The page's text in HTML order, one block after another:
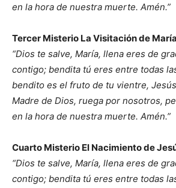
en la hora de nuestra muerte. Amén.”
Tercer Misterio La Visitación de
“Dios te salve, María, llena eres de
contigo; bendita tú eres entre todas
bendito es el fruto de tu vientre,
Madre de Dios, ruega por nosotros,
en la hora de nuestra muerte. Amén.”
Cuarto Misterio El Nacimiento de
“Dios te salve, María, llena eres de
contigo; bendita tú eres entre todas